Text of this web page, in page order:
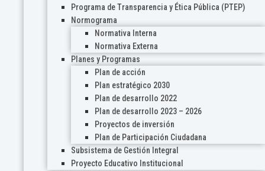
Programa de Transparencia y Ética Pública (PTEP)
Normograma
Normativa Interna
Normativa Externa
Planes y Programas
Plan de acción
Plan estratégico 2030
Plan de desarrollo 2022
Plan de desarrollo 2023 – 2026
Proyectos de inversión
Plan de Participación Ciudadana
Subsistema de Gestión Integral
Proyecto Educativo Institucional